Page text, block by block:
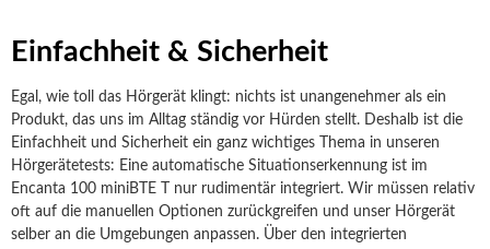
Einfachheit & Sicherheit
Egal, wie toll das Hörgerät klingt: nichts ist unangenehmer als ein
Produkt, das uns im Alltag ständig vor Hürden stellt. Deshalb ist die
Einfachheit und Sicherheit ein ganz wichtiges Thema in unseren
Hörgerätetests: Eine automatische Situationserkennung ist im
Encanta 100 miniBTE T nur rudimentär integriert. Wir müssen relativ
oft auf die manuellen Optionen zurückgreifen und unser Hörgerät
selber an die Umgebungen anpassen. Über den integrierten